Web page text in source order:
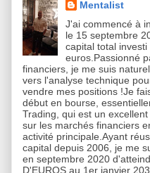
Mentalist
J'ai commencé à
le 15 septembre
capital total investi
euros.Passionné
financiers, je me suis
vers l'analyse technique
vendre mes positions !Je
début en bourse,
Trading, qui est un
sur les marchés financiers
activité principale.Ayant
capital depuis 2006, je me
en septembre 2020
D'EUROS au 1er janvier